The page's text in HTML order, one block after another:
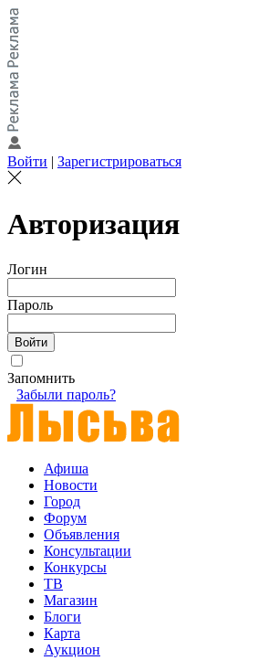
Войти | Зарегистрироваться
Авторизация
Логин
Пароль
Запомнить
Забыли пароль?
Афиша
Новости
Город
Форум
Объявления
Консультации
Конкурсы
ТВ
Магазин
Блоги
Карта
Аукцион